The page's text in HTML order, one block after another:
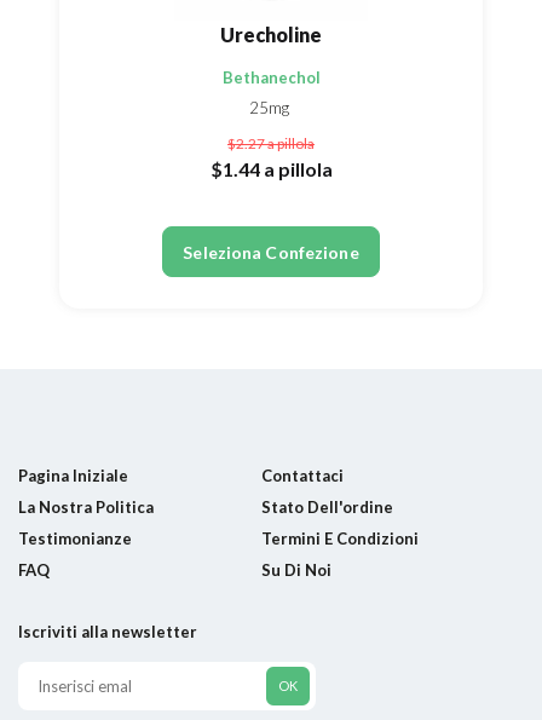
Urecholine
Bethanechol
25mg
$2.27a pillola
$1.44 a pillola
Seleziona Confezione
Pagina Iniziale
Contattaci
La Nostra Politica
Stato Dell'ordine
Testimonianze
Termini E Condizioni
FAQ
Su Di Noi
Iscriviti alla newsletter